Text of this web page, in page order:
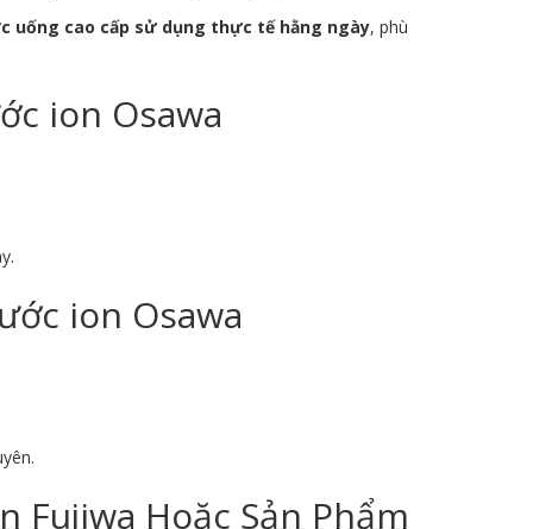
uống cao cấp sử dụng thực tế hằng ngày, phù
ion Osawa
ion Osawa
Fujiwa Hoặc Sản Phẩm